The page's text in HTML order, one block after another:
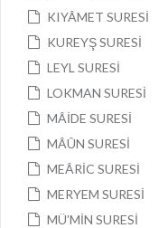
KIYÂMET SURESİ
KUREYŞ SURESİ
LEYL SURESİ
LOKMAN SURESİ
MÂİDE SURESİ
MÂÛN SURESİ
MEÂRİC SURESİ
MERYEM SURESİ
MÜ’MİN SURESİ